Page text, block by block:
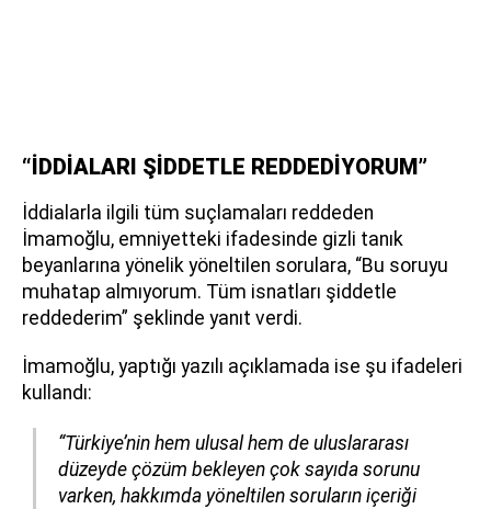
“İDDİALARI ŞİDDETLE REDDEDİYORUM”
İddialarla ilgili tüm suçlamaları reddeden
İmamoğlu, emniyetteki ifadesinde gizli tanık
beyanlarına yönelik yöneltilen sorulara, “Bu soruyu
muhatap almıyorum. Tüm isnatları şiddetle
reddederim” şeklinde yanıt verdi.
İmamoğlu, yaptığı yazılı açıklamada ise şu ifadeleri
kullandı:
“Türkiye’nin hem ulusal hem de uluslararası
düzeyde çözüm bekleyen çok sayıda sorunu
varken, hakkımda yöneltilen soruların içeriği